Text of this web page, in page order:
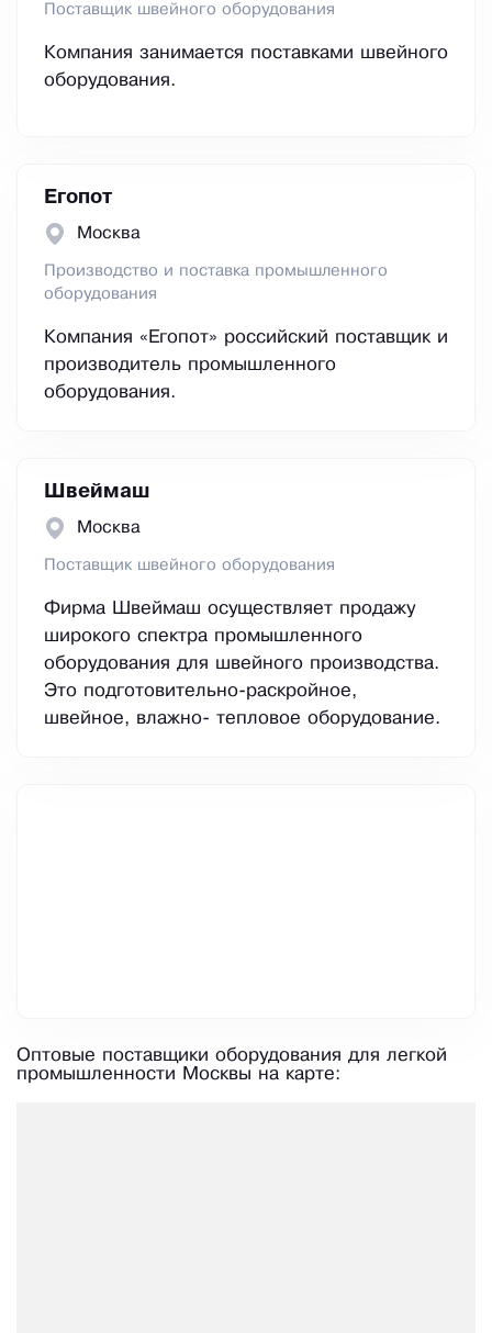
Поставщик швейного оборудования
Компания занимается поставками швейного
оборудования.
Егопот
Москва
Производство и поставка промышленного
оборудования
Компания «Егопот» российский поставщик и
производитель промышленного
оборудования.
Швеймаш
Москва
Поставщик швейного оборудования
Фирма Швеймаш осуществляет продажу
широкого спектра промышленного
оборудования для швейного производства.
Это подготовительно-раскройное,
швейное, влажно- тепловое оборудование.
Оптовые поставщики оборудования для легкой
промышленности Москвы на карте: